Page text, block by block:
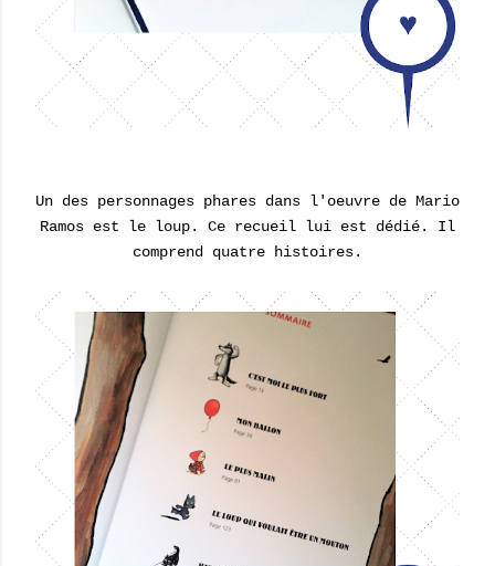
Un des personnages phares dans l'oeuvre de Mario
Ramos est le loup. Ce recueil lui est dédié. Il
comprend quatre histoires.